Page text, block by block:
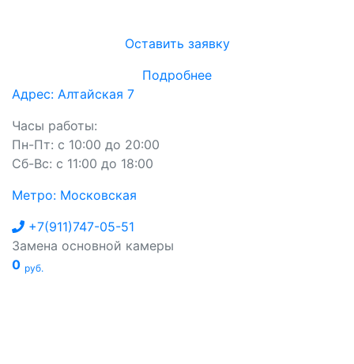
Оставить заявку
Подробнее
Адрес: Алтайская 7
Часы работы:
Пн-Пт: с 10:00 до 20:00
Сб-Вс: с 11:00 до 18:00
Метро: Московская
+7(911)747-05-51
Замена основной камеры
0 руб.